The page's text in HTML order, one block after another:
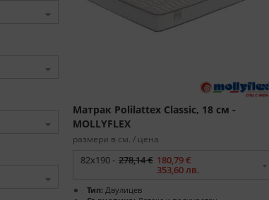
Матрак Polilattex Classic, 18 см -
MOLLYFLEX
размери в см. / цена
82x190 - 278,14 € 180,79 €
353,60 лв.
Тип: Двулицев